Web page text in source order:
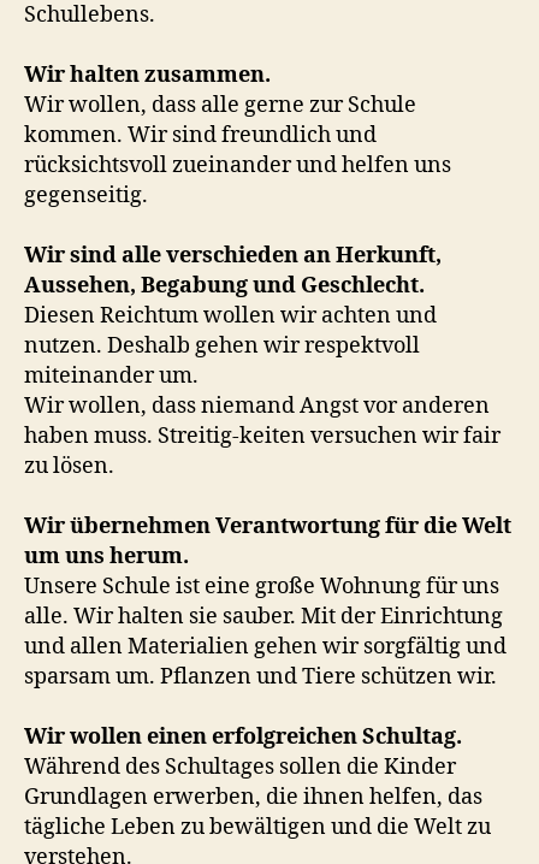
Schullebens.
Wir halten zusammen.
Wir wollen, dass alle gerne zur Schule
kommen. Wir sind freundlich und
rücksichtsvoll zueinander und helfen uns
gegenseitig.
Wir sind alle verschieden an Herkunft,
Aussehen, Begabung und Geschlecht.
Diesen Reichtum wollen wir achten und
nutzen. Deshalb gehen wir respektvoll
miteinander um.
Wir wollen, dass niemand Angst vor anderen
haben muss. Streitig-keiten versuchen wir fair
zu lösen.
Wir übernehmen Verantwortung für die Welt
um uns herum.
Unsere Schule ist eine große Wohnung für uns
alle. Wir halten sie sauber. Mit der Einrichtung
und allen Materialien gehen wir sorgfältig und
sparsam um. Pflanzen und Tiere schützen wir.
Wir wollen einen erfolgreichen Schultag.
Während des Schultages sollen die Kinder
Grundlagen erwerben, die ihnen helfen, das
tägliche Leben zu bewältigen und die Welt zu
verstehen.